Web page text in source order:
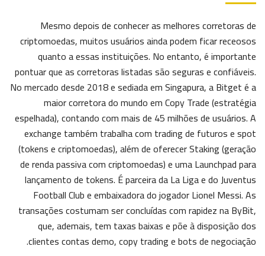
Mesmo depois de conhecer as melhores corretoras de
criptomoedas, muitos usuários ainda podem ficar receosos
quanto a essas instituições. No entanto, é importante
pontuar que as corretoras listadas são seguras e confiáveis.
No mercado desde 2018 e sediada em Singapura, a Bitget é a
maior corretora do mundo em Copy Trade (estratégia
espelhada), contando com mais de 45 milhões de usuários. A
exchange também trabalha com trading de futuros e spot
(tokens e criptomoedas), além de oferecer Staking (geração
de renda passiva com criptomoedas) e uma Launchpad para
lançamento de tokens. É parceira da La Liga e do Juventus
Football Club e embaixadora do jogador Lionel Messi. As
transações costumam ser concluídas com rapidez na ByBit,
que, ademais, tem taxas baixas e põe à disposição dos
clientes contas demo, copy trading e bots de negociação.